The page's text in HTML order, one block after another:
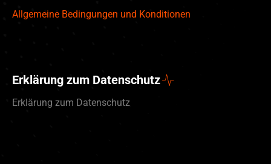
Allgemeine Bedingungen und Konditionen
Erklärung zum Datenschutz
Erklärung zum Datenschutz